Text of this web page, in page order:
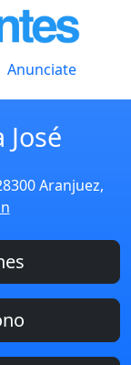
Anunciate
Aranjuez,